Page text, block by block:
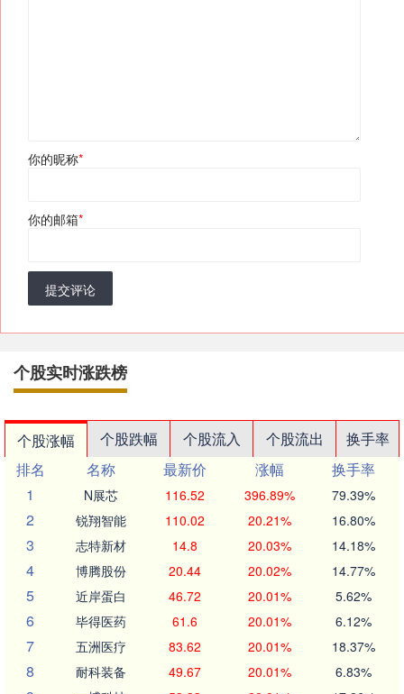
你的昵称*
你的邮箱*
提交评论
个股实时涨跌榜
个股涨幅 个股跌幅 个股流入 个股流出
换手率
排名
名称 最新价 涨幅
换手率
1
N展芯 116.52 396.89% 79.39%
2 锐翔智能 110.02 20.21% 16.80%
3 志特新材 14.8 20.03% 14.18%
4 博腾股份 20.44 20.02% 14.77%
5 近岸蛋白 46.72 20.01% 5.62%
6 毕得医药 61.6 20.01% 6.12%
7 五洲医疗 83.62 20.01% 18.37%
8 耐科装备 49.67 20.01% 6.83%